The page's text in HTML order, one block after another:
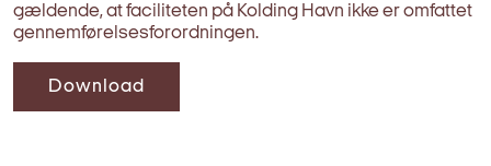
gældende, at faciliteten på Kolding Havn ikke er omfattet
gennemførelsesforordningen.
Download